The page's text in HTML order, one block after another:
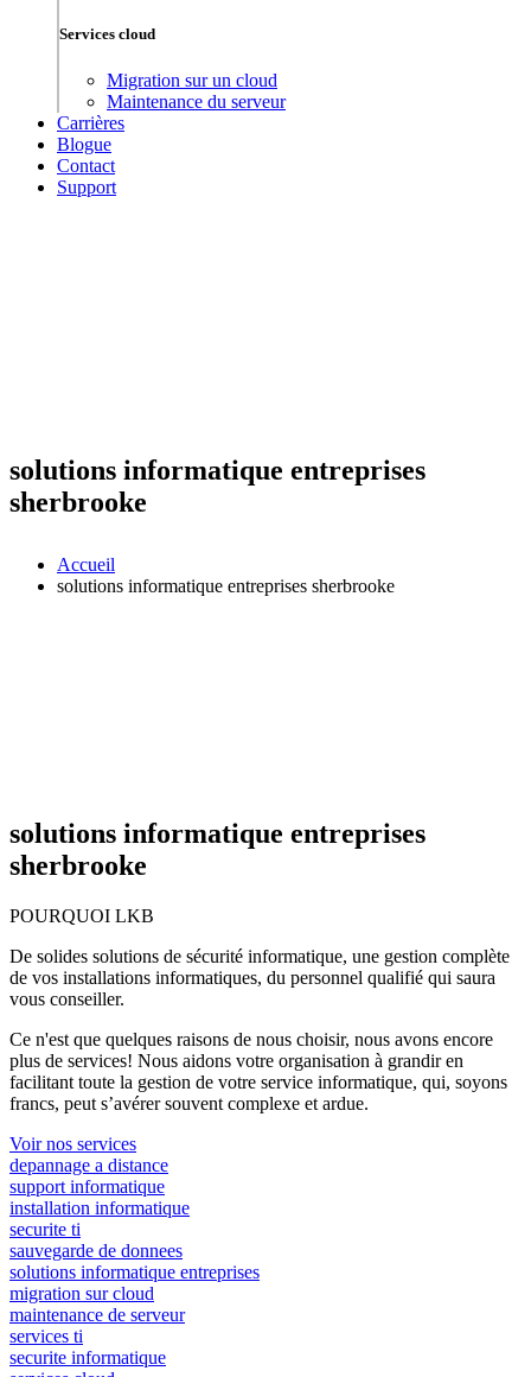
Services cloud
Migration sur un cloud
Maintenance du serveur
Carrières
Blogue
Contact
Support
solutions informatique entreprises
sherbrooke
Accueil
solutions informatique entreprises sherbrooke
solutions informatique entreprises
sherbrooke
POURQUOI LKB
De solides solutions de sécurité informatique, une gestion complète
de vos installations informatiques, du personnel qualifié qui saura
vous conseiller.
Ce n'est que quelques raisons de nous choisir, nous avons encore
plus de services! Nous aidons votre organisation à grandir en
facilitant toute la gestion de votre service informatique, qui, soyons
francs, peut s’avérer souvent complexe et ardue.
Voir nos services
depannage a distance
support informatique
installation informatique
securite ti
sauvegarde de donnees
solutions informatique entreprises
migration sur cloud
maintenance de serveur
services ti
securite informatique